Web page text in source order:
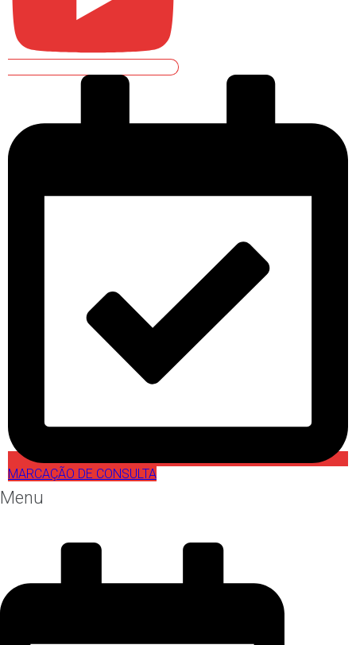
MARCAÇÃO DE CONSULTA
Menu